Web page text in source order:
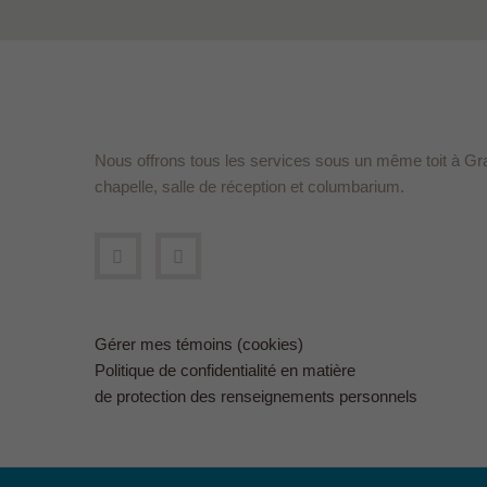
Nous offrons tous les services sous un même toit à
chapelle, salle de réception et columbarium.
Gérer mes témoins (cookies)
Politique de confidentialité en matière
de protection des renseignements personnels